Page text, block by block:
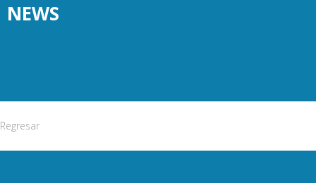
NEWS
Regresar